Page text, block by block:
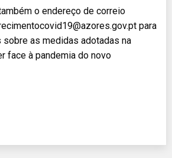
o endereço de correio
para
as medidas adotadas na
face à pandemia do novo